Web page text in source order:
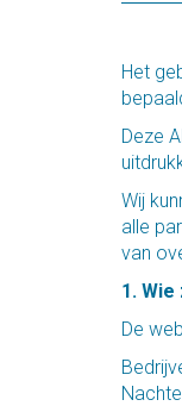
Het
Deze
Wij
alle
van
1. Wie
De